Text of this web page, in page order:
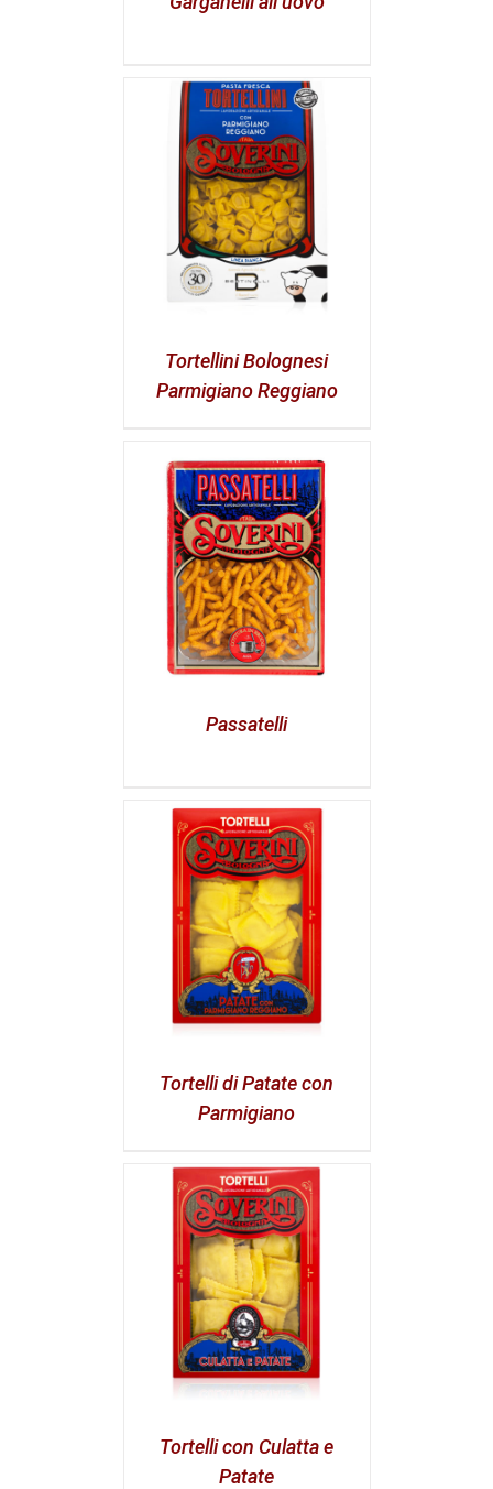
Tortellini Bolognesi
Parmigiano Reggiano
Passatelli
Tortelli di Patate con
Parmigiano
Tortelli con Culatta e
Patate